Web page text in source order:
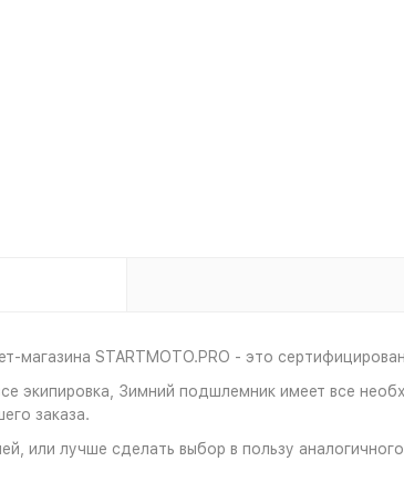
магазина STARTMOTO.PRO - это
экипировка, Зимний подшлемник имеет все
заказа.
лучше сделать выбор в пользу